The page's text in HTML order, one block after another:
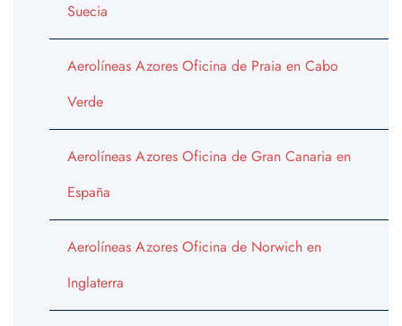
Suecia
Aerolíneas Azores Oficina de Praia en Cabo
Verde
Aerolíneas Azores Oficina de Gran Canaria en
España
Aerolíneas Azores Oficina de Norwich en
Inglaterra